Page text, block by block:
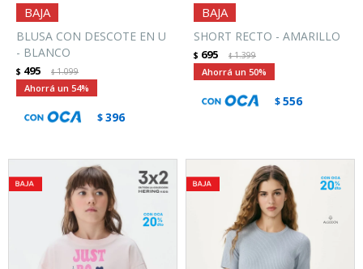
BLUSA CON DESCOTE EN U
- BLANCO
$ 495 $1.099
54
$396
SHORT RECTO - AMARILLO
$ 695 $1.399
50
$556